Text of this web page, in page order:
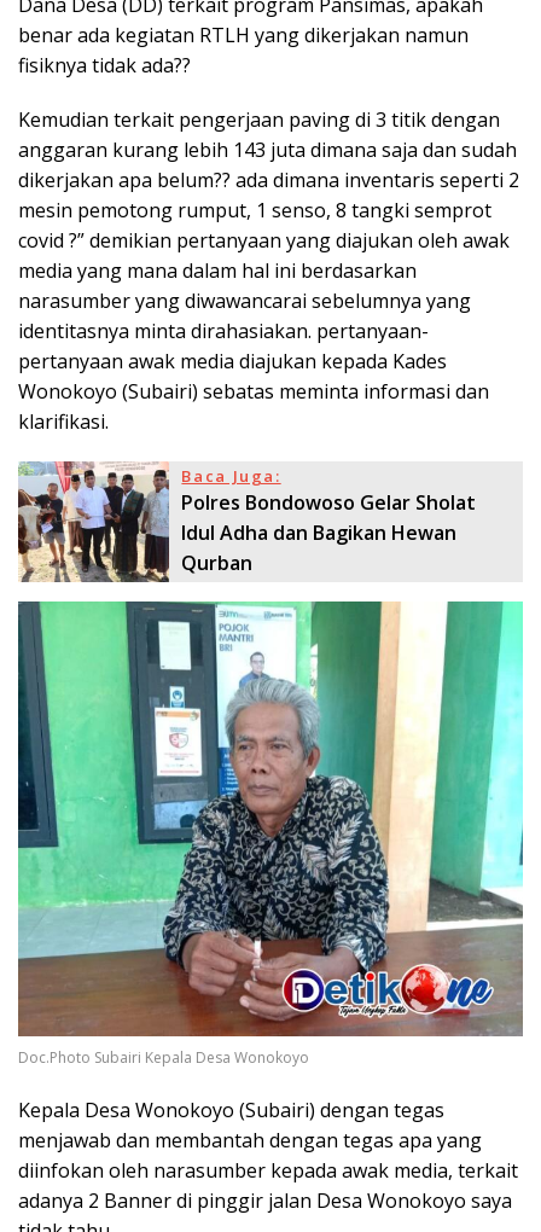
benar ada kegiatan RTLH yang dikerjakan namun
fisiknya tidak ada??
Kemudian terkait pengerjaan paving di 3 titik dengan
anggaran kurang lebih 143 juta dimana saja dan sudah
dikerjakan apa belum?? ada dimana inventaris seperti 2
mesin pemotong rumput, 1 senso, 8 tangki semprot
covid ?” demikian pertanyaan yang diajukan oleh awak
media yang mana dalam hal ini berdasarkan
narasumber yang diwawancarai sebelumnya yang
identitasnya minta dirahasiakan. pertanyaan-
pertanyaan awak media diajukan kepada Kades
Wonokoyo (Subairi) sebatas meminta informasi dan
klarifikasi.
Baca Juga:
Polres Bondowoso Gelar Sholat
Idul Adha dan Bagikan Hewan
Qurban
Doc.Photo Subairi Kepala Desa Wonokoyo
Kepala Desa Wonokoyo (Subairi) dengan tegas
menjawab dan membantah dengan tegas apa yang
diinfokan oleh narasumber kepada awak media, terkait
adanya 2 Banner di pinggir jalan Desa Wonokoyo saya